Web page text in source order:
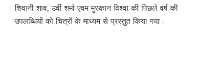
शिवानी शाव, उर्वी शर्मा एवम मुस्कान विश्वा की पिछले वर्ष की
उपलब्धियों को चित्रों के माध्यम से प्रस्तुत किया गया।